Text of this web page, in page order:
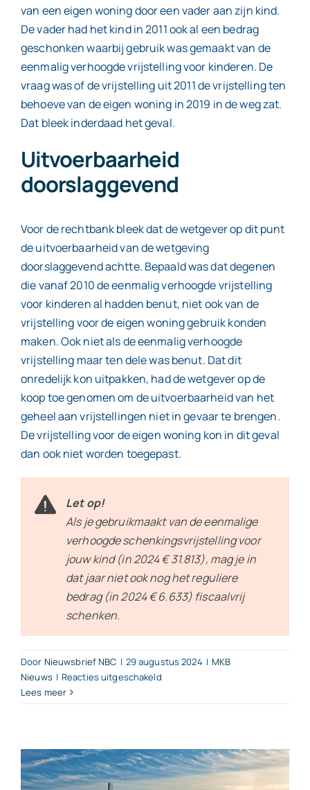
van een eigen woning door een vader aan zijn kind.
De vader had het kind in 2011 ook al een bedrag
geschonken waarbij gebruik was gemaakt van de
eenmalig verhoogde vrijstelling voor kinderen. De
vraag was of de vrijstelling uit 2011 de vrijstelling ten
behoeve van de eigen woning in 2019 in de weg zat.
Dat bleek inderdaad het geval.
Uitvoerbaarheid
doorslaggevend
Voor de rechtbank bleek dat de wetgever op dit punt
de uitvoerbaarheid van de wetgeving
doorslaggevend achtte. Bepaald was dat degenen
die vanaf 2010 de eenmalig verhoogde vrijstelling
voor kinderen al hadden benut, niet ook van de
vrijstelling voor de eigen woning gebruik konden
maken. Ook niet als de eenmalig verhoogde
vrijstelling maar ten dele was benut. Dat dit
onredelijk kon uitpakken, had de wetgever op de
koop toe genomen om de uitvoerbaarheid van het
geheel aan vrijstellingen niet in gevaar te brengen.
De vrijstelling voor de eigen woning kon in dit geval
dan ook niet worden toegepast.
Let op!
Als je gebruikmaakt van de eenmalige
verhoogde schenkingsvrijstelling voor
jouw kind (in 2024 € 31.813), mag je in
dat jaar niet ook nog het reguliere
bedrag (in 2024 € 6.633) fiscaalvrij
schenken.
Door Nieuwsbrief NBC | 29 augustus 2024 | MKB
Nieuws | Reacties uitgeschakeldvoor
of
mocht
er?
Lees meer